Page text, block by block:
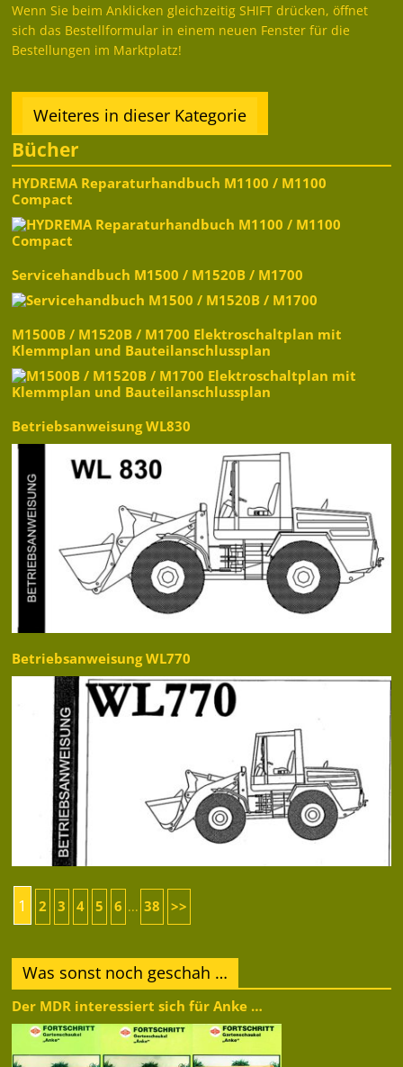
Wenn Sie beim Anklicken gleichzeitig SHIFT drücken, öffnet
sich das Bestellformular in einem neuen Fenster für die
Bestellungen im Marktplatz!
Weiteres in dieser Kategorie
Bücher
HYDREMA Reparaturhandbuch M1100 / M1100
Compact
Servicehandbuch M1500 / M1520B / M1700
M1500B / M1520B / M1700 Elektroschaltplan mit
Klemmplan und Bauteilanschlussplan
Betriebsanweisung WL830
Betriebsanweisung WL770
1 2 3 4 5 6 ... 38 >>
Was sonst noch geschah …
Der MDR interessiert sich für Anke …